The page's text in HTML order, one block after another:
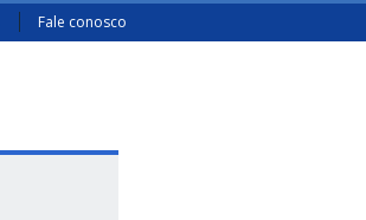
Fale conosco